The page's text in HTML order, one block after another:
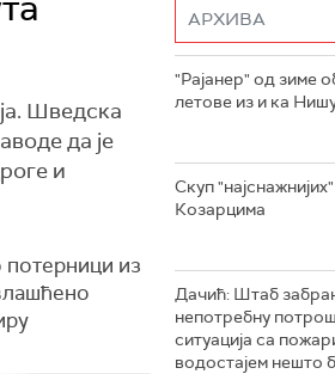
Шведска
да је
и
из
"Рајанер" од зиме
летове из и ка
Скуп
Козарцима
Дачић: Штаб
непотребну
ситуација са
водостајем нешто